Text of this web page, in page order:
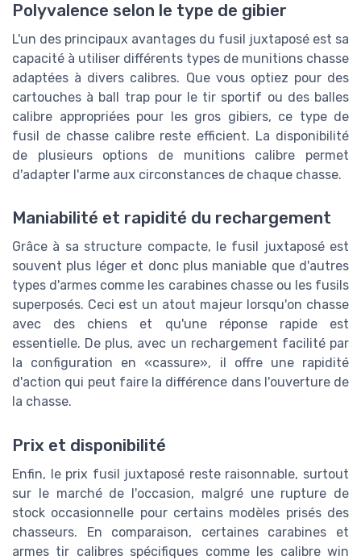
Polyvalence selon le type de gibier
L'un des principaux avantages du fusil juxtaposé est sa
capacité à utiliser différents types de munitions chasse
adaptées à divers calibres. Que vous optiez pour des
cartouches à ball trap pour le tir sportif ou des balles
calibre appropriées pour les gros gibiers, ce type de
fusil de chasse calibre reste efficient. La disponibilité
de plusieurs options de munitions calibre permet
d'adapter l'arme aux circonstances de chaque chasse.
Maniabilité et rapidité du rechargement
Grâce à sa structure compacte, le fusil juxtaposé est
souvent plus léger et donc plus maniable que d'autres
types d'armes comme les carabines chasse ou les fusils
superposés. Ceci est un atout majeur lorsqu'on chasse
avec des chiens et qu'une réponse rapide est
essentielle. De plus, avec un rechargement facilité par
la configuration en «cassure», il offre une rapidité
d'action qui peut faire la différence dans l'ouverture de
la chasse.
Prix et disponibilité
Enfin, le prix fusil juxtaposé reste raisonnable, surtout
sur le marché de l'occasion, malgré une rupture de
stock occasionnelle pour certains modèles prisés des
chasseurs. En comparaison, certaines carabines et
armes tir calibres spécifiques comme les calibre win